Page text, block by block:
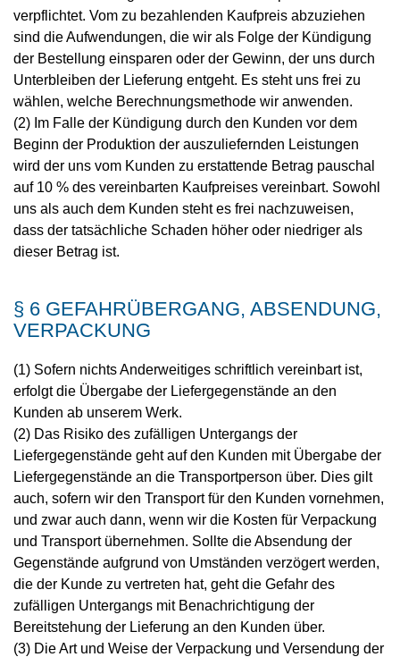
verpflichtet. Vom zu bezahlenden Kaufpreis abzuziehen
sind die Aufwendungen, die wir als Folge der Kündigung
der Bestellung einsparen oder der Gewinn, der uns durch
Unterbleiben der Lieferung entgeht. Es steht uns frei zu
wählen, welche Berechnungsmethode wir anwenden.
(2) Im Falle der Kündigung durch den Kunden vor dem
Beginn der Produktion der auszuliefernden Leistungen
wird der uns vom Kunden zu erstattende Betrag pauschal
auf 10 % des vereinbarten Kaufpreises vereinbart. Sowohl
uns als auch dem Kunden steht es frei nachzuweisen,
dass der tatsächliche Schaden höher oder niedriger als
dieser Betrag ist.
§ 6 GEFAHRÜBERGANG, ABSENDUNG,
VERPACKUNG
(1) Sofern nichts Anderweitiges schriftlich vereinbart ist,
erfolgt die Übergabe der Liefergegenstände an den
Kunden ab unserem Werk.
(2) Das Risiko des zufälligen Untergangs der
Liefergegenstände geht auf den Kunden mit Übergabe der
Liefergegenstände an die Transportperson über. Dies gilt
auch, sofern wir den Transport für den Kunden vornehmen,
und zwar auch dann, wenn wir die Kosten für Verpackung
und Transport übernehmen. Sollte die Absendung der
Gegenstände aufgrund von Umständen verzögert werden,
die der Kunde zu vertreten hat, geht die Gefahr des
zufälligen Untergangs mit Benachrichtigung der
Bereitstehung der Lieferung an den Kunden über.
(3) Die Art und Weise der Verpackung und Versendung der